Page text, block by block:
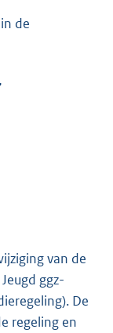
de
van de
ggz-
De
regeling en